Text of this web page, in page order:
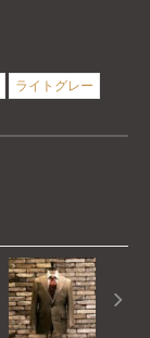
ライトグレー